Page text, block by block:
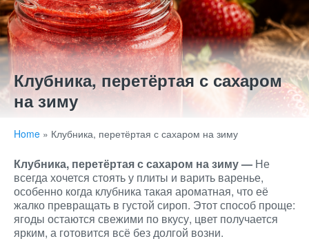
Клубника, перетёртая с сахаром
на зиму
Home » Клубника, перетёртая с сахаром на зиму
Клубника, перетёртая с сахаром на зиму — Не
всегда хочется стоять у плиты и варить варенье,
особенно когда клубника такая ароматная, что её
жалко превращать в густой сироп. Этот способ проще:
ягоды остаются свежими по вкусу, цвет получается
ярким, а готовится всё без долгой возни.